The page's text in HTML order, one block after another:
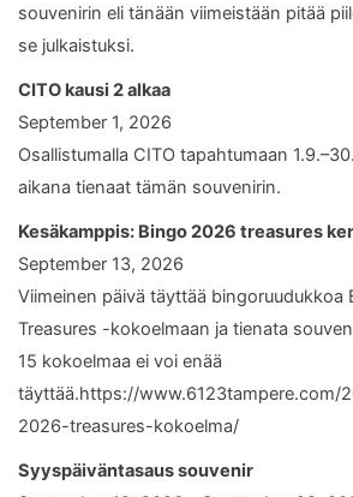
souvenirin eli tänään viimeistään pitää
se julkaistuksi.
CITO kausi 2 alkaa
September 1, 2026
Osallistumalla CITO tapahtumaan
aikana tienaat tämän souvenirin.
Kesäkamppis: Bingo 2026 treasures
September 13, 2026
Viimeinen päivä täyttää bingoruudukkoa
Treasures -kokoelmaan ja tienata
15 kokoelmaa ei voi enää
täyttää.https://www.6123tampere.com/
2026-treasures-kokoelma/
Syyspäiväntasaus souvenir